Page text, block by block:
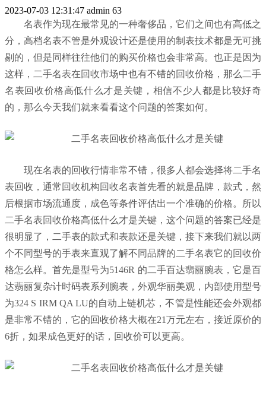
2023-07-03 12:31:47 admin 63
名表作为现在最常见的一种奢侈品，它们之间也有高低之
分，高档名表不管是外观设计还是使用的制表技术都是无可挑
剔的，但是同样往往他们的购买价格也会非常高。也正是因为
这样，二手名表在回收市场中也有不错的回收价格，那么二手
名表回收价格高低什么才是关键，相信不少人都是比较好奇
的，那么今天我们就来看看这个问题的答案如何。
现在名表的回收行情非常不错，很多人都会选择将二手名
表回收，通常回收机构回收名表首先看的就是品牌，款式，然
后根据市场流通度，成色等条件评估出一个准确的价格。所以
二手名表回收价格高低什么才是关键，这个问题的答案已经是
很明显了，二手表的款式和表款还是关键，接下来我们就以两
个不同型号的手表来直观了解不同品牌的二手名表它的回收价
格怎么样。首先是型号为5146R 的二手百达翡丽腕表，它是百
达翡丽复杂计时码表系列腕表，外观华丽美观，内部使用型号
为324 S IRM QA LU的自动上链机芯，不管是性能还会外观都
是非常不错的，它的回收价格大概在21万元左右，接近原价的
6折，如果成色更好的话，回收价可以更高。